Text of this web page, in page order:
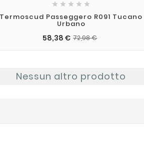
    
Termoscud Passeggero R091 Tucano
Urbano
58,38 € 72,98 €
Nessun altro prodotto